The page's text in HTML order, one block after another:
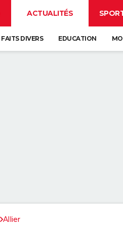
ACTUALITÉS
FAITS DIVERS EDUCATION
Allier